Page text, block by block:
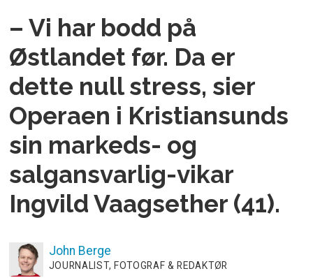
– Vi har bodd på
Østlandet før. Da er
dette null stress, sier
Operaen i Kristiansunds
sin markeds- og
salgansvarlig-vikar
Ingvild Vaagsether (41).
John Berge
JOURNALIST, FOTOGRAF & REDAKTØR